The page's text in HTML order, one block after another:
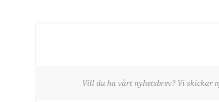
Vill du ha vårt nyhetsbrev? Vi skickar